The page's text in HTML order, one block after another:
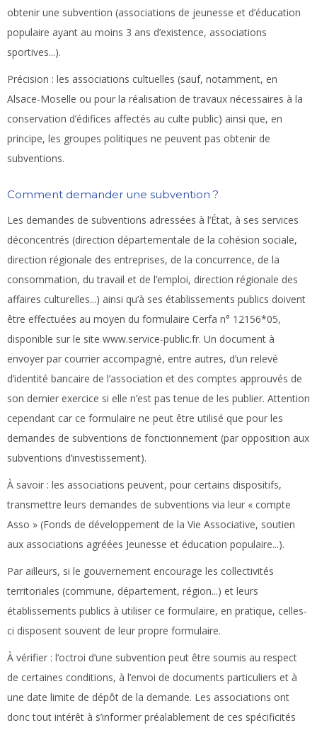
obtenir une subvention (associations de jeunesse et d’éducation
populaire ayant au moins 3 ans d’existence, associations
sportives...).
Précision : les associations cultuelles (sauf, notamment, en
Alsace-Moselle ou pour la réalisation de travaux nécessaires à la
conservation d’édifices affectés au culte public) ainsi que, en
principe, les groupes politiques ne peuvent pas obtenir de
subventions.
Comment demander une subvention ?
Les demandes de subventions adressées à l’État, à ses services
déconcentrés (direction départementale de la cohésion sociale,
direction régionale des entreprises, de la concurrence, de la
consommation, du travail et de l’emploi, direction régionale des
affaires culturelles...) ainsi qu’à ses établissements publics doivent
être effectuées au moyen du formulaire Cerfa n° 12156*05,
disponible sur le site www.service-public.fr. Un document à
envoyer par courrier accompagné, entre autres, d’un relevé
d’identité bancaire de l’association et des comptes approuvés de
son dernier exercice si elle n’est pas tenue de les publier. Attention
cependant car ce formulaire ne peut être utilisé que pour les
demandes de subventions de fonctionnement (par opposition aux
subventions d’investissement).
À savoir : les associations peuvent, pour certains dispositifs,
transmettre leurs demandes de subventions via leur « compte
Asso » (Fonds de développement de la Vie Associative, soutien
aux associations agréées Jeunesse et éducation populaire...).
Par ailleurs, si le gouvernement encourage les collectivités
territoriales (commune, département, région...) et leurs
établissements publics à utiliser ce formulaire, en pratique, celles-
ci disposent souvent de leur propre formulaire.
À vérifier : l’octroi d’une subvention peut être soumis au respect
de certaines conditions, à l’envoi de documents particuliers et à
une date limite de dépôt de la demande. Les associations ont
donc tout intérêt à s’informer préalablement de ces spécificités